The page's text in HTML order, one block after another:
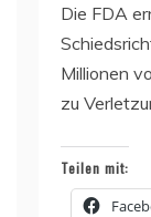
Die FDA
Millionen
zu
Teilen mit: